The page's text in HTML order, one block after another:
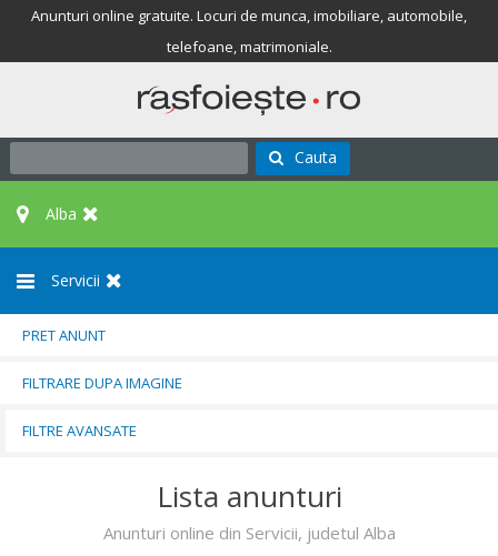
Anunturi online gratuite. Locuri de munca, imobiliare, automobile,
telefoane, matrimoniale.
Cauta
Alba
Servicii
PRET ANUNT
FILTRARE DUPA IMAGINE
FILTRE AVANSATE
Lista anunturi
Anunturi online din Servicii, judetul Alba